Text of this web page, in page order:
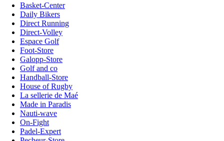
Basket-Center
Daily Bikers
Direct Running
Direct-Volley
Espace Golf
Foot-Store
Galopp-Store
Golf and co
Handball-Store
House of Rugby
La sellerie de Maé
Made in Paradis
Nauti-wave
On-Fight
Padel-Expert